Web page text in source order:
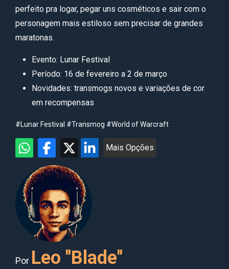
perfeito pra logar, pegar uns cosméticos e sair com o
personagem mais estiloso sem precisar de grandes
maratonas.
Evento: Lunar Festival
Período: 16 de fevereiro a 2 de março
Novidades: transmogs novos e variações de cor
em recompensas
#Lunar Festival #Transmog #World of Warcraft
Mais Opções
Por Leo "Blade"